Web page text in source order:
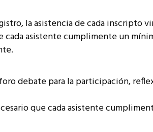
la asistencia de cada inscripto
asistente cumplimente un
debate para la participación,
que cada asistente